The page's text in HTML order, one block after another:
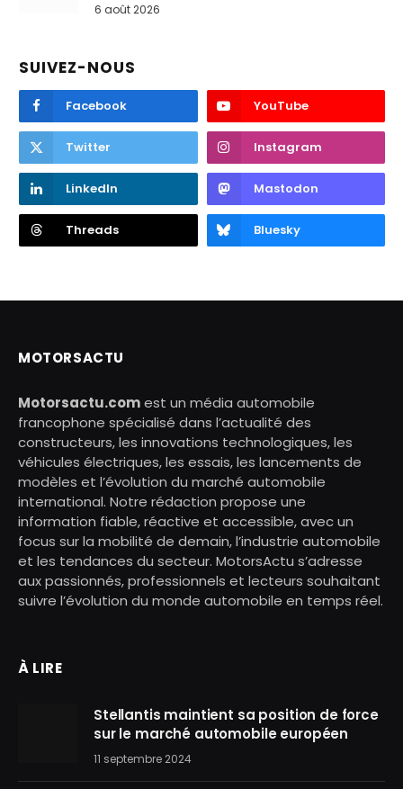
6 août 2026
SUIVEZ-NOUS
Facebook YouTube
Twitter Instagram
LinkedIn Mastodon
Threads Bluesky
MOTORSACTU
Motorsactu.comest un média automobile
francophone spécialisé dans l’actualité des
constructeurs, les innovations technologiques, les
véhicules électriques, les essais, les lancements de
modèles et l’évolution du marché automobile
international. Notre rédaction propose une
information fiable, réactive et accessible, avec un
focus sur la mobilité de demain, l’industrie automobile
et les tendances du secteur. MotorsActu s’adresse
aux passionnés, professionnels et lecteurs souhaitant
suivre l’évolution du monde automobile en temps réel.
À LIRE
Stellantis maintient sa position de force
sur le marché automobile européen
11 septembre 2024